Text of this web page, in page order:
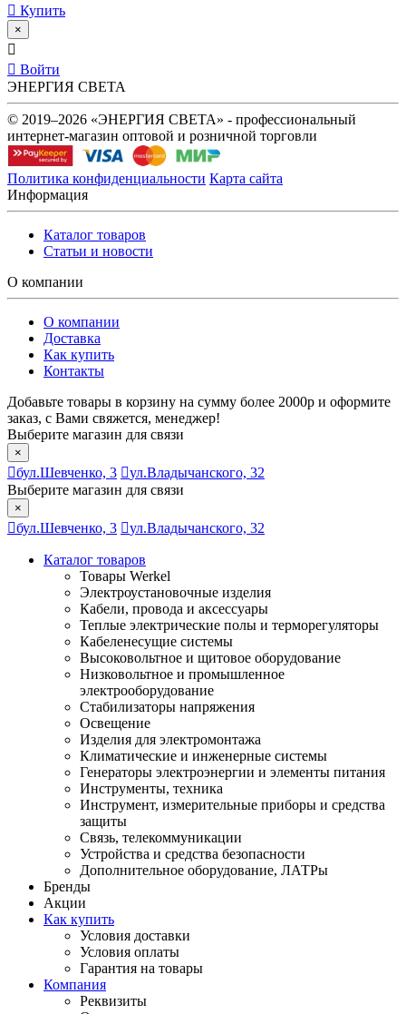
Купить
×
Войти
ЭНЕРГИЯ СВЕТА
© 2019–2026 «ЭНЕРГИЯ СВЕТА» - профессиональный
интернет-магазин оптовой и розничной торговли
Политика конфиденциальности Карта сайта
Информация
Каталог товаров
Статьи и новости
О компании
О компании
Доставка
Как купить
Контакты
Добавьте товары в корзину на сумму более 2000р и оформите
заказ, с Вами свяжется, менеджер!
Выберите магазин для связи
×
бул.Шевченко, 3
ул.Владычанского, 32
Выберите магазин для связи
×
бул.Шевченко, 3 ул.Владычанского, 32
Каталог товаров
Товары Werkel
Электроустановочные изделия
Кабели, провода и аксессуары
Теплые электрические полы и терморегуляторы
Кабеленесущие системы
Высоковольтное и щитовое оборудование
Низковольтное и промышленное
электрооборудование
Стабилизаторы напряжения
Освещение
Изделия для электромонтажа
Климатические и инженерные системы
Генераторы электроэнергии и элементы питания
Инструменты, техника
Инструмент, измерительные приборы и средства
защиты
Связь, телекоммуникации
Устройства и средства безопасности
Дополнительное оборудование, ЛАТРы
Бренды
Акции
Как купить
Условия доставки
Условия оплаты
Гарантия на товары
Компания
Реквизиты